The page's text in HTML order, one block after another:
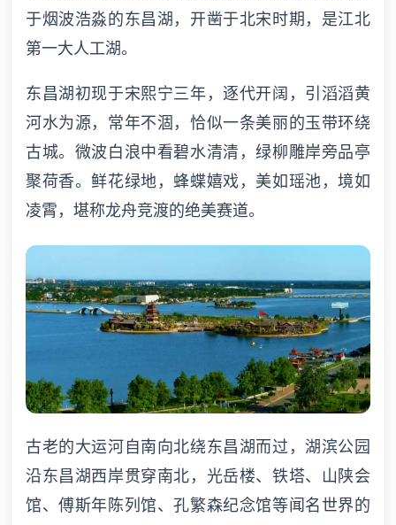
于烟波浩淼的东昌湖，开凿于北宋时期，是江北
第一大人工湖。
东昌湖初现于宋熙宁三年，逐代开阔，引滔滔黄
河水为源，常年不涸，恰似一条美丽的玉带环绕
古城。微波白浪中看碧水清清，绿柳雕岸旁品亭
聚荷香。鲜花绿地，蜂蝶嬉戏，美如瑶池，境如
凌霄，堪称龙舟竞渡的绝美赛道。
古老的大运河自南向北绕东昌湖而过，湖滨公园
沿东昌湖西岸贯穿南北，光岳楼、铁塔、山陕会
馆、傅斯年陈列馆、孔繁森纪念馆等闻名世界的